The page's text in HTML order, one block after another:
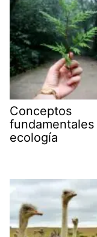
Conceptos
fundamentales
ecología